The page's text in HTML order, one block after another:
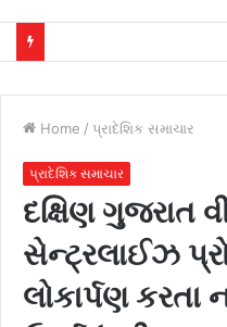
Home / પ્રાદેશિક સમાચાર
પ્રાદેશિક સમાચાર
દક્ષિણ ગુજરાત
સેન્ટ્રલાઈઝ
લોકાર્પણ કરતા